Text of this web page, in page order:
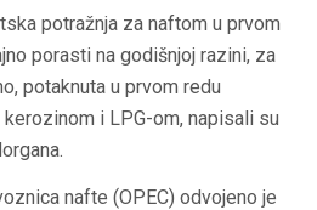
potražnja za naftom u prvom
porasti na godišnjoj razini, za
potaknuta u prvom redu
i LPG-om, napisali su
nafte (OPEC) odvojeno je